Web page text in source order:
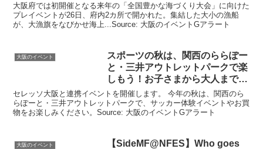
大阪府では初開催となる来年の「全国豊かな海づくり大会」に向けた
プレイベントが26日、府内2カ所で開かれた。集結した大小の漁船
が、大漁旗をなびかせ海上...Source: 大阪のイベントGアラート
大阪のイベント
スポーツの秋は、関西のららぽー
と・三井アウトレットパークで楽
しもう！お子さまから大人まで
…
セレッソ大阪と連携イベントを開催します。 今年の秋は、関西のら
らぽーと・三井アウトレットパークで、サッカー体験イベントやお買
物をお楽しみください。Source: 大阪のイベントGアラート
大阪のイベント
【SideMF@NFES】Who goes